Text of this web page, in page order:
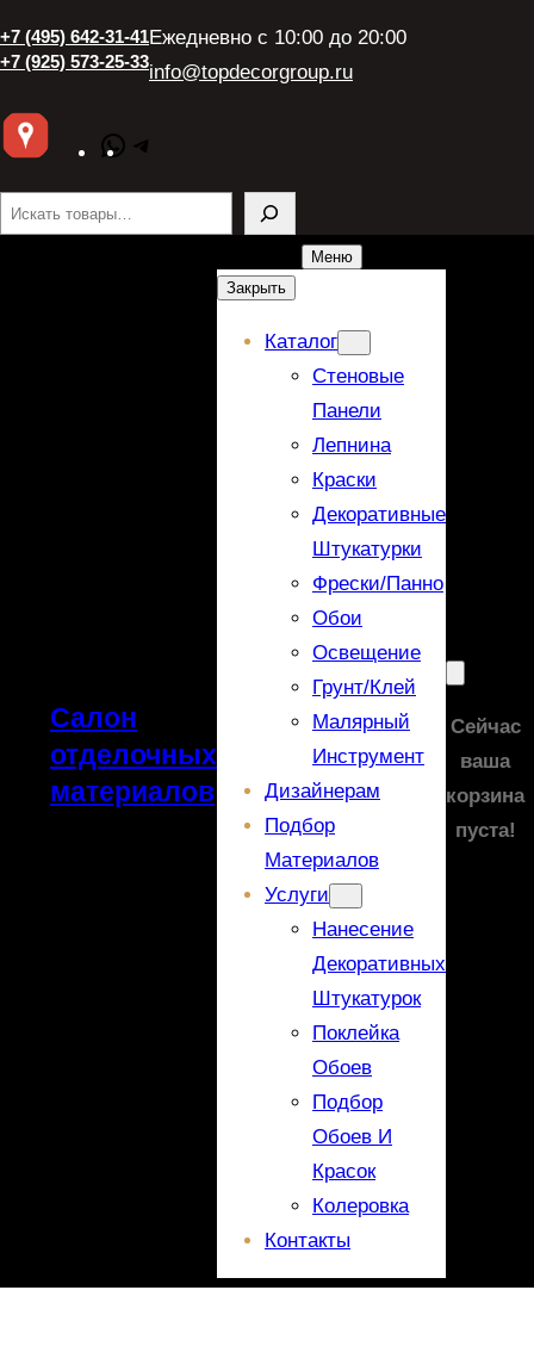
+7 (495) 642-31-41
+7 (925) 573-25-33
Ежедневно с 10:00 до 20:00
info@topdecorgroup.ru
WhatsApp
Поиск
Салон
отделочных
материалов
Меню
Закрыть
Каталог
Стеновые
Панели
Лепнина
Краски
Декоративные
Штукатурки
Фрески/панно
Обои
Освещение
Грунт/Клей
Малярный
Инструмент
Дизайнерам
Подбор
Материалов
Услуги
Нанесение
Декоративных
Штукатурок
Поклейка
Обоев
Подбор
Обоев И
Красок
Колеровка
Контакты
Сейчас
ваша
корзина
пуста!